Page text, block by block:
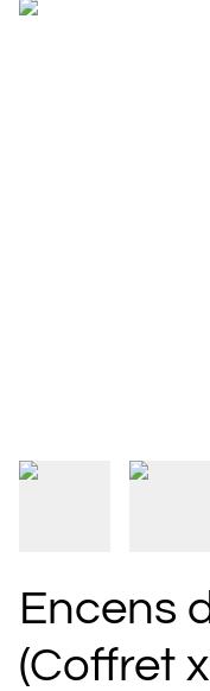
Encens
(Coffret